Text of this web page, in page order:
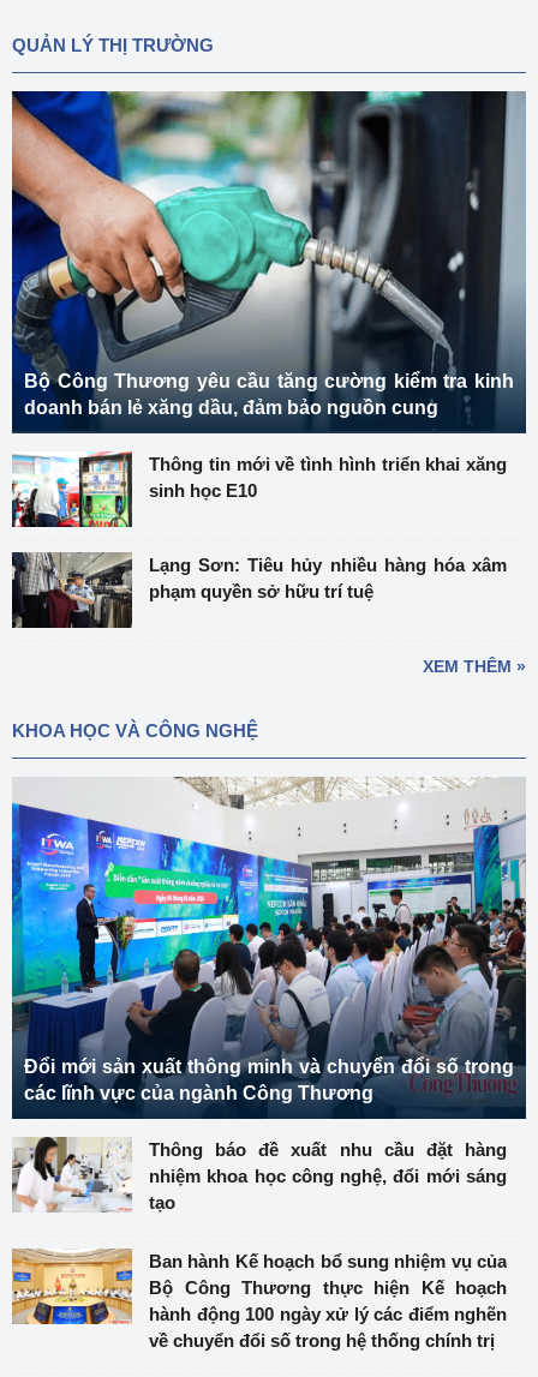
QUẢN LÝ THỊ TRƯỜNG
Bộ Công Thương yêu cầu tăng cường kiểm tra kinh
doanh bán lẻ xăng dầu, đảm bảo nguồn cung
Thông tin mới về tình hình triển khai xăng
sinh học E10
Lạng Sơn: Tiêu hủy nhiều hàng hóa xâm
phạm quyền sở hữu trí tuệ
XEM THÊM »
KHOA HỌC VÀ CÔNG NGHỆ
Đổi mới sản xuất thông minh và chuyển đổi số trong
các lĩnh vực của ngành Công Thương
Thông báo đề xuất nhu cầu đặt hàng
nhiệm khoa học công nghệ, đổi mới sáng
tạo
Ban hành Kế hoạch bổ sung nhiệm vụ của
Bộ Công Thương thực hiện Kế hoạch
hành động 100 ngày xử lý các điểm nghẽn
về chuyển đổi số trong hệ thống chính trị